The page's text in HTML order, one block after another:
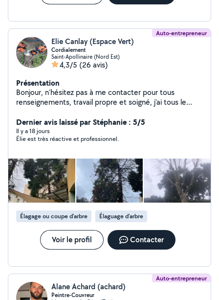
Auto-entrepreneur
Elie Canlay (Espace Vert)
Cordialement
Saint-Apollinaire (Nord Est)
4,3/5 (26 avis)
Présentation
Bonjour, n'hésitez pas à me contacter pour tous
renseignements, travail propre et soigné, j'ai tous le
de haie. Abattage élagage. Entretien des espaces verts.
Ramassage des végétaux. N'hésitez pas à me
contacter, cordialement
Dernier avis laissé par Stéphanie : 5/5
Il y a 18 jours
Élie est très réactive et professionnel.
Élagage ou coupe d'arbre Élaguage d'arbre
Voir le profil Contacter
Auto-entrepreneur
Alane Achard (achard)
Peintre-Couvreur